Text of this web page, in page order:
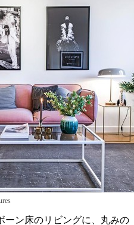
ーン床のリビングに、丸みの